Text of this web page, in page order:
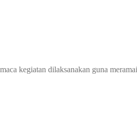
kegiatan dilaksanakan guna